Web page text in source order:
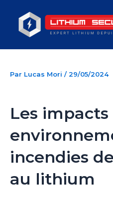
contenu
Par Lucas Mori /29/05/2024
Les impacts
incendies
au lithium